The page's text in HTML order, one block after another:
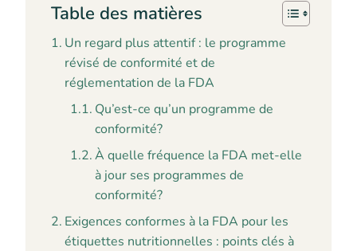
Table des matières
Un regard plus attentif : le programme
révisé de conformité et de
réglementation de la FDA
Qu’est-ce qu’un programme de
conformité?
À quelle fréquence la FDA met-elle
à jour ses programmes de
conformité?
Exigences conformes à la FDA pour les
étiquettes nutritionnelles : points clés à